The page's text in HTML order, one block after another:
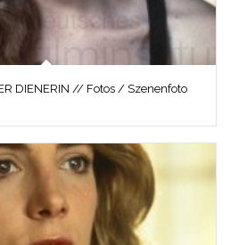
DIENERIN // Fotos / Szenenfoto